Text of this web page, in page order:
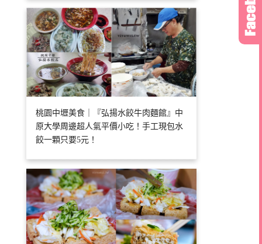
桃園中壢美食｜『弘揚水餃牛肉麵館』中
原大學周邊超人氣平價小吃！手工現包水
餃一顆只要5元！